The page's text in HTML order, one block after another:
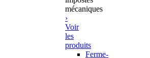
mécaniques
›
Voir
les
produits
Ferme-